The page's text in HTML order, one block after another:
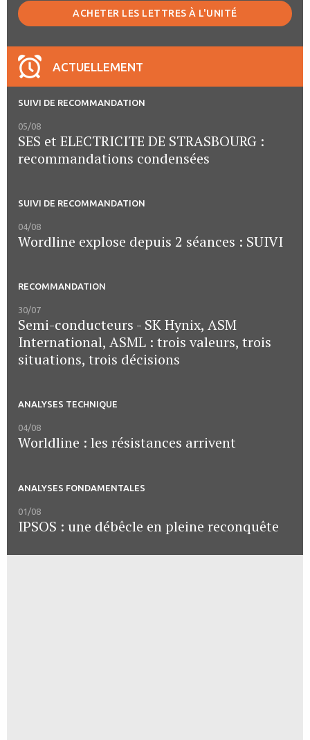
ACHETER LES LETTRES À L'UNITÉ
ACTUELLEMENT
SUIVI DE RECOMMANDATION
05/08
SES et ELECTRICITE DE STRASBOURG :
recommandations condensées
SUIVI DE RECOMMANDATION
04/08
Wordline explose depuis 2 séances : SUIVI
RECOMMANDATION
30/07
Semi-conducteurs - SK Hynix, ASM
International, ASML : trois valeurs, trois
situations, trois décisions
ANALYSES TECHNIQUE
04/08
Worldline : les résistances arrivent
ANALYSES FONDAMENTALES
01/08
IPSOS : une débêcle en pleine reconquête